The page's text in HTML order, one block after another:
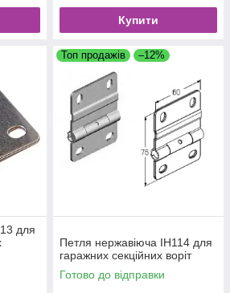
Купити
для
Топ продажів –12%
Петля нержавіюча IH114 для
гаражних секційних воріт
Готово до відправки